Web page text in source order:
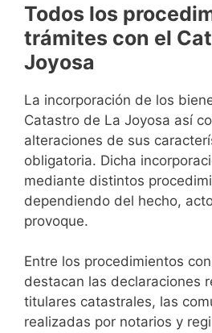
Todos los
trámites con el
Joyosa
La incorporación de los
Catastro de La Joyosa así
alteraciones de sus
obligatoria. Dicha
mediante distintos
dependiendo del hecho,
provoque.
Entre los procedimientos
destacan las declaraciones
titulares catastrales, las
realizadas por notarios y